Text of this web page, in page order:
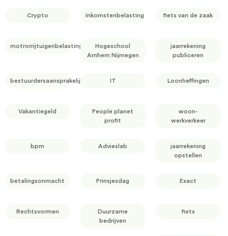
Crypto Inkomstenbelasting fiets van de zaak
motrorrijtuigenbelasting
Hogeschool
Arnhem Nijmegen
jaarrekening
publiceren
bestuurdersaansprakelijkheid IT Loonheffingen
Vakantiegeld
People planet
profit
woon-
werkverkeer
bpm Advieslab
jaarrekening
opstellen
betalingsonmacht Prinsjesdag Exact
Rechtsvormen
Duurzame
bedrijven
fiets